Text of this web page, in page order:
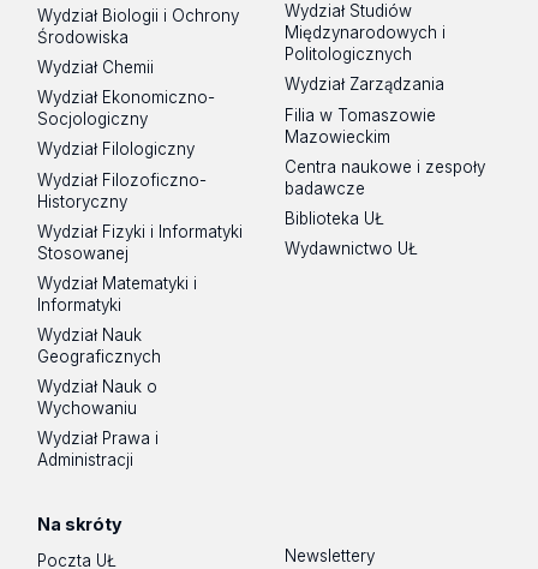
Wydział Biologii i Ochrony
Środowiska
Wydział Chemii
Wydział Ekonomiczno-
Socjologiczny
Wydział Filologiczny
Wydział Filozoficzno-
Historyczny
Wydział Fizyki i Informatyki
Stosowanej
Wydział Matematyki i
Informatyki
Wydział Nauk
Geograficznych
Wydział Nauk o
Wychowaniu
Wydział Prawa i
Administracji
Wydział Studiów
Międzynarodowych i
Politologicznych
Wydział Zarządzania
Filia w Tomaszowie
Mazowieckim
Centra naukowe i zespoły
badawcze
Biblioteka UŁ
Wydawnictwo UŁ
Na skróty
Poczta UŁ Newslettery